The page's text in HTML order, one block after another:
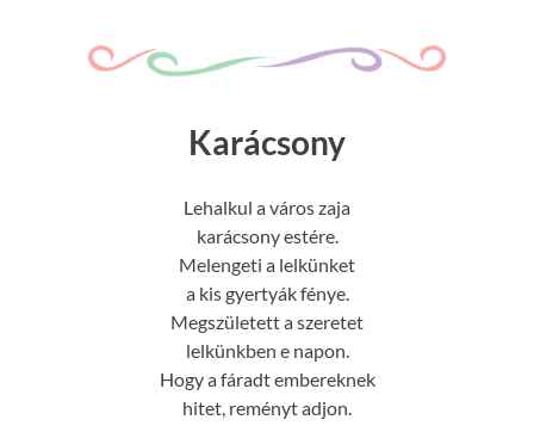
Karácsony
Lehalkul a város zaja
karácsony estére.
Melengeti a lelkünket
a kis gyertyák fénye.
Megszületett a szeretet
lelkünkben e napon.
Hogy a fáradt embereknek
hitet, reményt adjon.